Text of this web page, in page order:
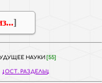
]
НАУКИ [55]
ОСТ. РАЗДЕЛЫ